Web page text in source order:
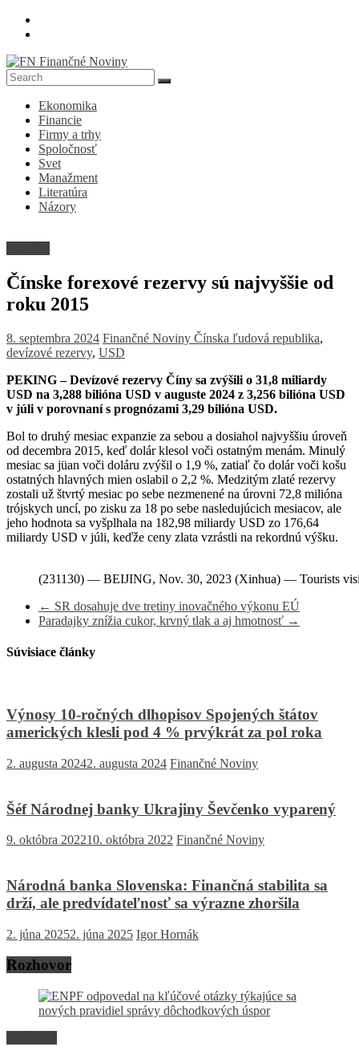
Skip
FN
Finančné
Noviny
Denník
ekonomike
spoločnosti
Ekonomika
Financie
Firmy a trhy
Spoločnosť
Svet
Manažment
Literatúra
Názory
Čínske forexové rezervy sú najvyššie od
roku 2015
8. septembra 2024 Finančné Noviny Čínska ľudová republika,
devízové rezervy, USD
PEKING – Devízové ​​rezervy Číny sa zvýšili o 31,8 miliardy
USD na 3,288 bilióna USD v auguste 2024 z 3,256 bilióna USD
v júli v porovnaní s prognózami 3,29 bilióna USD.
Bol to druhý mesiac expanzie za sebou a dosiahol najvyššiu úroveň
od decembra 2015, keď dolár klesol voči ostatným menám. Minulý
mesiac sa jüan voči doláru zvýšil o 1,9 %, zatiaľ čo dolár voči košu
ostatných hlavných mien oslabil o 2,2 %. Medzitým zlaté rezervy
zostali už štvrtý mesiac po sebe nezmenené na úrovni 72,8 milióna
trójskych uncí, po zisku za 18 po sebe nasledujúcich mesiacov, ale
jeho hodnota sa vyšplhala na 182,98 miliardy USD zo 176,64
miliardy USD v júli, keďže ceny zlata vzrástli na rekordnú výšku.
(231130) — BEIJING, Nov. 30, 2023 (Xinhua) — Tourists
← SR dosahuje dve tretiny inovačného výkonu EÚ
Paradajky znížia cukor, krvný tlak a aj hmotnosť →
Súvisiace články
Výnosy 10-ročných dlhopisov Spojených štátov
amerických klesli pod 4 % prvýkrát za pol roka
2. augusta 20242. augusta 2024 Finančné Noviny
Šéf Národnej banky Ukrajiny Ševčenko vyparený
9. októbra 202210. októbra 2022 Finančné Noviny
Národná banka Slovenska: Finančná stabilita sa
drží, ale predvídateľnosť sa výrazne zhoršila
2. júna 20252. júna 2025 Igor Hornák
Rozhovor